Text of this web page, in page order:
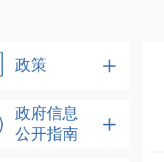
政策
政府信息
公开指南